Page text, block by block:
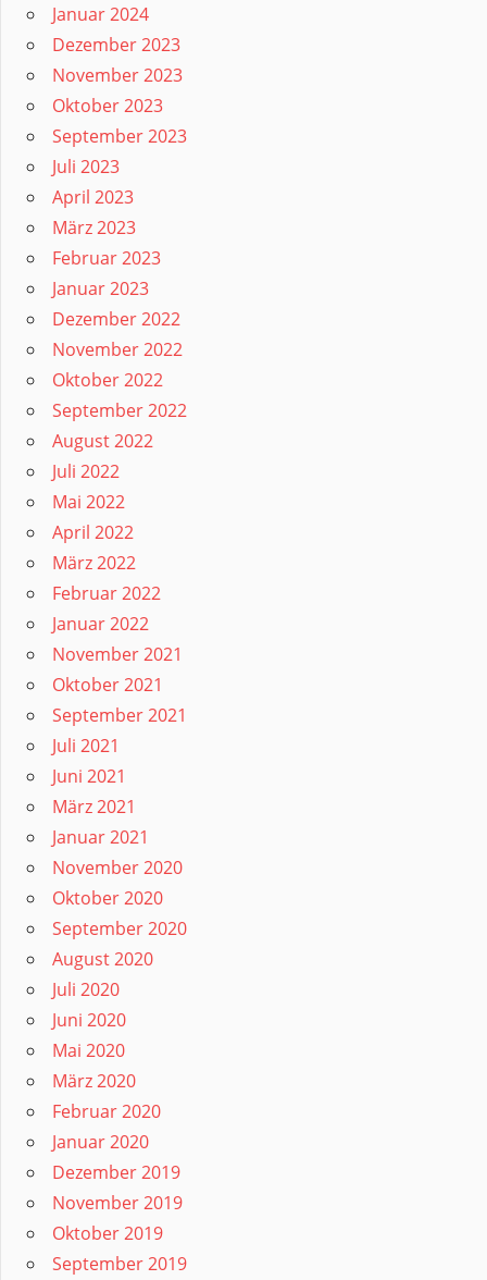
Januar 2024
Dezember 2023
November 2023
Oktober 2023
September 2023
Juli 2023
April 2023
März 2023
Februar 2023
Januar 2023
Dezember 2022
November 2022
Oktober 2022
September 2022
August 2022
Juli 2022
Mai 2022
April 2022
März 2022
Februar 2022
Januar 2022
November 2021
Oktober 2021
September 2021
Juli 2021
Juni 2021
März 2021
Januar 2021
November 2020
Oktober 2020
September 2020
August 2020
Juli 2020
Juni 2020
Mai 2020
März 2020
Februar 2020
Januar 2020
Dezember 2019
November 2019
Oktober 2019
September 2019